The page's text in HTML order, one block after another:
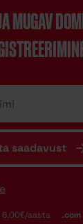
MUGAV
saadavust
6.00€/aasta .com